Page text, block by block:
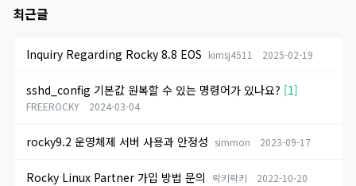
최근글
Inquiry Regarding Rocky 8.8 EOS kimsj4511 2025-02-19
sshd_config 기본값 원복할 수 있는 명령어가 있나요? [1]
FREEROCKY 2024-03-04
rocky9.2 운영체제 서버 사용과 안정성 simmon 2023-09-17
Rocky Linux Partner 가입 방법 문의 락키락키 2022-10-20